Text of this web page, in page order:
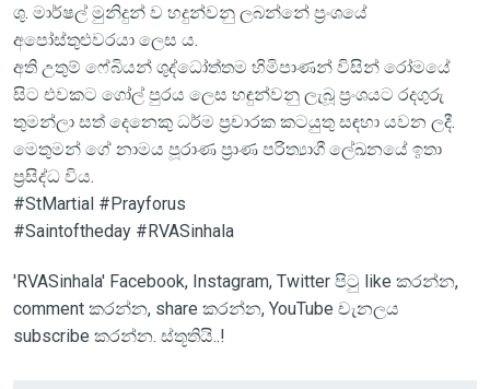
ශු. මාර්ෂල් මුනිදුන් ව හදුන්වනු ලබන්නේ ප්‍රංශයේ
අපෝස්තුළුවරයා ලෙස ය.
අති උතුම් ෆේබියන් ශුද්ධෝත්තම හිමිපාණන් විසින් රෝමයේ
සිට එවකට ගෝල් පුරය ලෙස හඳුන්වනු ලැබූ ප්‍රංශයට රදගුරු
තුමන්ලා සත් දෙනෙකු ධර්ම ප්‍රචාරක කටයුතු සඳහා යවන ලදී.
මෙතුමන් ගේ නාමය පූරාණ ප්‍රාණ පරිත්‍යාගී ලේඛනයේ ඉතා
ප්‍රසිද්ධ විය.
#StMartial #Prayforus
#Saintoftheday #RVASinhala
'RVASinhala' Facebook, Instagram, Twitter පිටු like කරන්න,
comment කරන්න, share කරන්න, YouTube චැනලය
subscribe කරන්න. ස්තූතියි..!